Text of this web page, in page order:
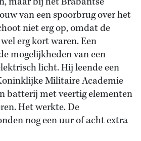
van een spoorbrug over het
niet erg op, omdat de
erg kort waren. Een
mogelijkheden van een
licht. Hij leende een
Militaire Academie
batterij met veertig elementen
Het werkte. De
nog een uur of acht extra